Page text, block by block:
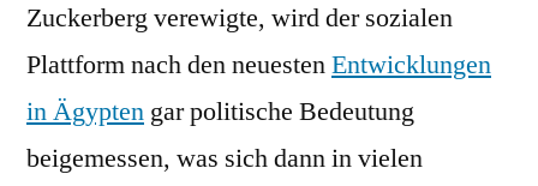
Zuckerberg verewigte, wird der sozialen
Plattform nach den neuestenEntwicklungen
in Ägypten gar politische Bedeutung
beigemessen, was sich dann in vielen